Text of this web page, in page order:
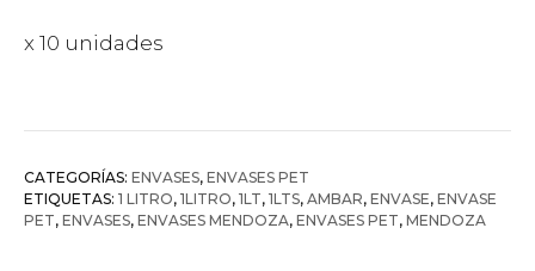
x 10 unidades
CATEGORÍAS: ENVASES, ENVASES PET
ETIQUETAS: 1 LITRO, 1LITRO, 1LT, 1LTS, AMBAR, ENVASE, ENVASE
PET, ENVASES, ENVASES MENDOZA, ENVASES PET, MENDOZA